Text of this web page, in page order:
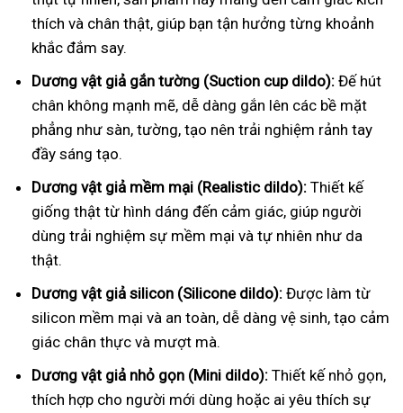
thích và chân thật, giúp bạn tận hưởng từng khoảnh
khắc đắm say.
Dương vật giả gắn tường (Suction cup dildo): Đế hút
chân không mạnh mẽ, dễ dàng gắn lên các bề mặt
phẳng như sàn, tường, tạo nên trải nghiệm rảnh tay
đầy sáng tạo.
Dương vật giả mềm mại (Realistic dildo): Thiết kế
giống thật từ hình dáng đến cảm giác, giúp người
dùng trải nghiệm sự mềm mại và tự nhiên như da
thật.
Dương vật giả silicon (Silicone dildo): Được làm từ
silicon mềm mại và an toàn, dễ dàng vệ sinh, tạo cảm
giác chân thực và mượt mà.
Dương vật giả nhỏ gọn (Mini dildo): Thiết kế nhỏ gọn,
thích hợp cho người mới dùng hoặc ai yêu thích sự